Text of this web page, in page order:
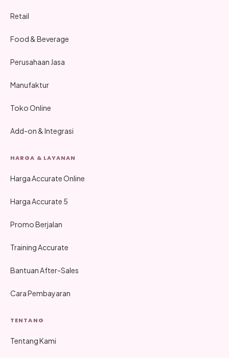
Retail
Food & Beverage
Perusahaan Jasa
Manufaktur
Toko Online
Add-on & Integrasi
HARGA & LAYANAN
Harga Accurate Online
Harga Accurate 5
Promo Berjalan
Training Accurate
Bantuan After-Sales
Cara Pembayaran
TENTANG
Tentang Kami